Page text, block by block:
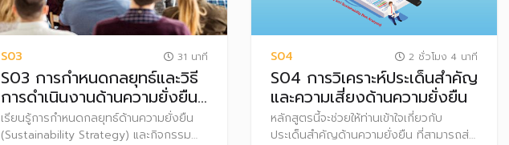
S03 31 นาที
S03 การกำหนดกลยุทธ์และวิธี
การดำเนินงานด้านความยั่งยืน
ขององค์กร
เรียนรู้การกำหนดกลยุทธ์ด้านความยั่งยืน
(Sustainability Strategy) และกิจกรรม
S04 2 ชั่วโมง 4 นาที
S04 การวิเคราะห์ประเด็นสำคัญ
และความเสี่ยงด้านความยั่งยืน
หลักสูตรนี้จะช่วยให้ท่านเข้าใจเกี่ยวกับ
ประเด็นสำคัญด้านความยั่งยืน ที่สามารถส่ง